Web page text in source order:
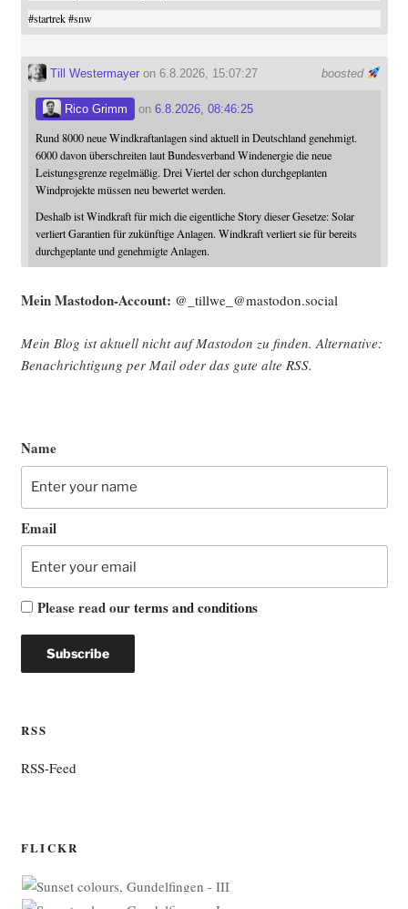
#startrek #snw
boosted
Till Westermayeron 6.8.2026, 15:07:27
Rico Grimm on 6.8.2026, 08:46:25
Rund 8000 neue Windkraftanlagen sind aktuell in Deutschland genehmigt.
6000 davon überschreiten laut Bundesverband Windenergie die neue
Leistungsgrenze regelmäßig. Drei Viertel der schon durchgeplanten
Windprojekte müssen neu bewertet werden.
Deshalb ist Windkraft für mich die eigentliche Story dieser Gesetze: Solar
verliert Garantien für zukünftige Anlagen. Windkraft verliert sie für bereits
durchgeplante und genehmigte Anlagen.
Mein Mast­o­don-Account: @_tillwe_@mastodon.social
Mein Blog ist aktu­ell nicht auf Mast­o­don zu fin­den. Alter­na­ti­ve:
Benach­rich­ti­gung per Mail oder das gute alte RSS.
Name
Email
Please read ourterms and conditions
RSS
RSS-Feed
FLICKR